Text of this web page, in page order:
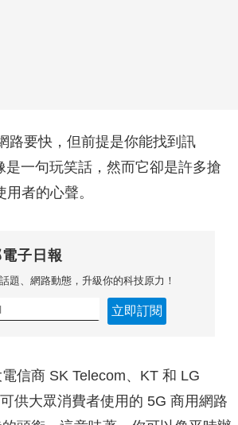
路要快，但前提是你能找到訊
是一句玩笑話，然而它卻是許多搶
者的心聲。
子日報
題、網路動態，升級你的科技原力！
立即訂閱
電信商 SK Telecom、KT 和 LG
供大眾消費者使用的 5G 商用網路